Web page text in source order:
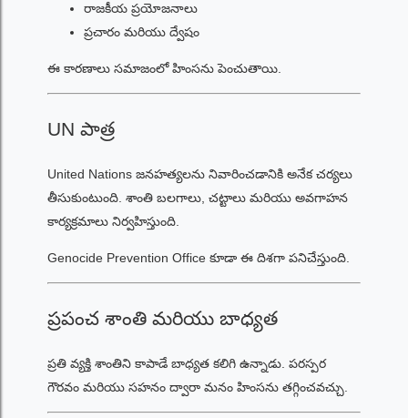
రాజకీయ ప్రయోజనాలు
ప్రచారం మరియు ద్వేషం
ఈ కారణాలు సమాజంలో హింసను పెంచుతాయి.
UN పాత్ర
United Nations జనహత్యలను నివారించడానికి అనేక చర్యలు
తీసుకుంటుంది. శాంతి బలగాలు, చట్టాలు మరియు అవగాహన
కార్యక్రమాలు నిర్వహిస్తుంది.
Genocide Prevention Office కూడా ఈ దిశగా పనిచేస్తుంది.
ప్రపంచ శాంతి మరియు బాధ్యత
ప్రతి వ్యక్తి శాంతిని కాపాడే బాధ్యత కలిగి ఉన్నాడు. పరస్పర
గౌరవం మరియు సహనం ద్వారా మనం హింసను తగ్గించవచ్చు.